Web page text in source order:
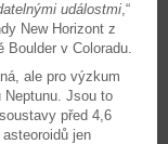
událostmi,“
New Horizont z
Boulder v Coloradu.
ale pro výzkum
Jsou to
před 4,6
jen